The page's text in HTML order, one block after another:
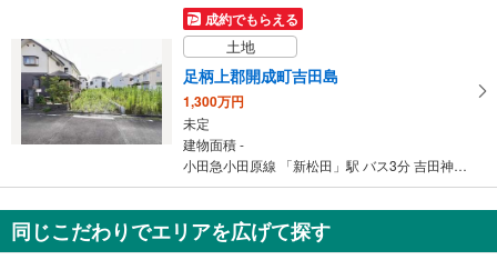
成約でもらえる
土地
足柄上郡開成町吉田島
1,300万円
未定
建物面積 -
小田急小田原線 「新松田」駅 バス3分 吉田神社入口 バス停下車 徒歩4分
同じこだわりでエリアを広げて探す